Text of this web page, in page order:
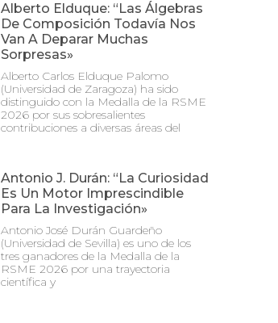
Alberto Elduque: “Las Álgebras
De Composición Todavía Nos
Van A Deparar Muchas
Sorpresas»
Alberto Carlos Elduque Palomo
(Universidad de Zaragoza) ha sido
distinguido con la Medalla de la RSME
2026 por sus sobresalientes
contribuciones a diversas áreas del
Antonio J. Durán: “La Curiosidad
Es Un Motor Imprescindible
Para La Investigación»
Antonio José Durán Guardeño
(Universidad de Sevilla) es uno de los
tres ganadores de la Medalla de la
RSME 2026 por una trayectoria
científica y